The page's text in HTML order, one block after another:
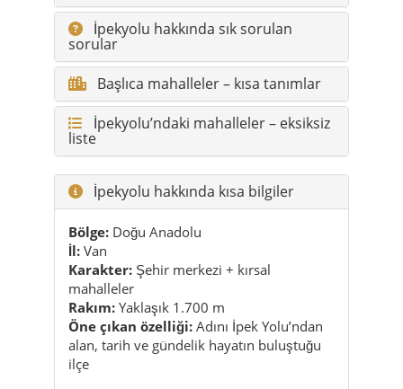
İpekyolu hakkında sık sorulan
sorular
Başlıca mahalleler – kısa tanımlar
İpekyolu’ndaki mahalleler – eksiksiz
liste
İpekyolu hakkında kısa bilgiler
Bölge: Doğu Anadolu
İl: Van
Karakter: Şehir merkezi + kırsal
mahalleler
Rakım: Yaklaşık 1.700 m
Öne çıkan özelliği: Adını İpek Yolu’ndan
alan, tarih ve gündelik hayatın buluştuğu
ilçe